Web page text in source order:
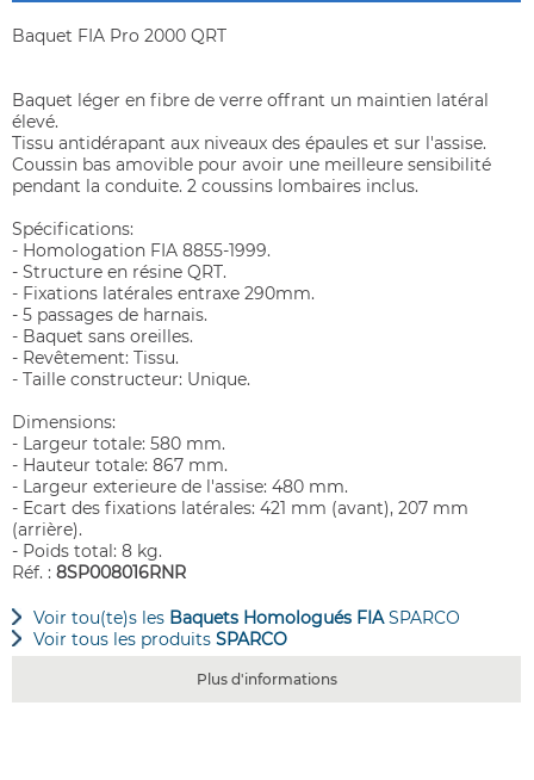
Baquet FIA Pro 2000 QRT
Baquet léger en fibre de verre offrant un maintien latéral
élevé.
Tissu antidérapant aux niveaux des épaules et sur l'assise.
Coussin bas amovible pour avoir une meilleure sensibilité
pendant la conduite. 2 coussins lombaires inclus.
Spécifications:
- Homologation FIA 8855-1999.
- Structure en résine QRT.
- Fixations latérales entraxe 290mm.
- 5 passages de harnais.
- Baquet sans oreilles.
- Revêtement: Tissu.
- Taille constructeur: Unique.
Dimensions:
- Largeur totale: 580 mm.
- Hauteur totale: 867 mm.
- Largeur exterieure de l'assise: 480 mm.
- Ecart des fixations latérales: 421 mm (avant), 207 mm
(arrière).
- Poids total: 8 kg.
Réf. : 8SP008016RNR
Voir tou(te)s les Baquets Homologués FIASPARCO
Voir tous les produits SPARCO
Plus d'informations